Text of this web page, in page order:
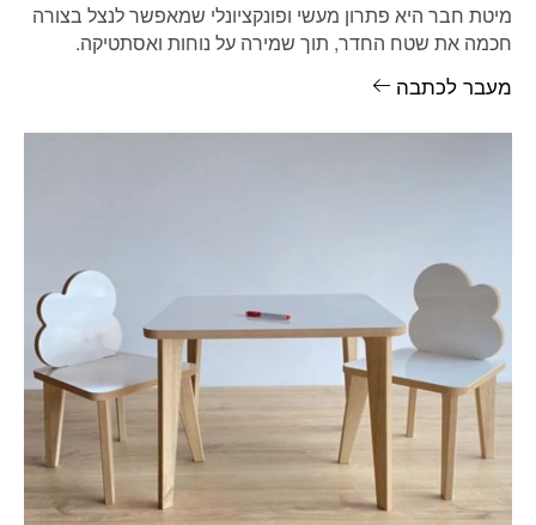
מיטת חבר היא פתרון מעשי ופונקציונלי שמאפשר לנצל בצורה
חכמה את שטח החדר, תוך שמירה על נוחות ואסתטיקה.
מעבר לכתבה